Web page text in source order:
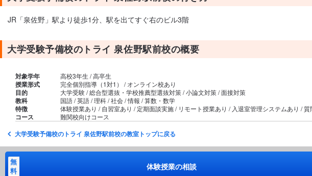
JR「泉佐野」駅より徒歩1分、駅を出てすぐ右のビル3階
大学受験予備校のトライ 泉佐野駅前校の概要
対象学年 高校3年生 / 高卒生
授業形式 完全個別指導（1対1） / オンライン校あり
目的 大学受験 / 総合型選抜・学校推薦型選抜対策 / 小論文対策 / 面接対策
教科 国語 / 英語 / 理科 / 社会 / 情報 / 算数・数学
特徴 体験授業あり / 自習室あり / 定期面談実施 / リモート授業あり / 入退室管理システムあり /
コース 難関校向けコース
大学受験予備校のトライ 泉佐野駅前校の教室トップに戻る
無
料
体験授業の相談